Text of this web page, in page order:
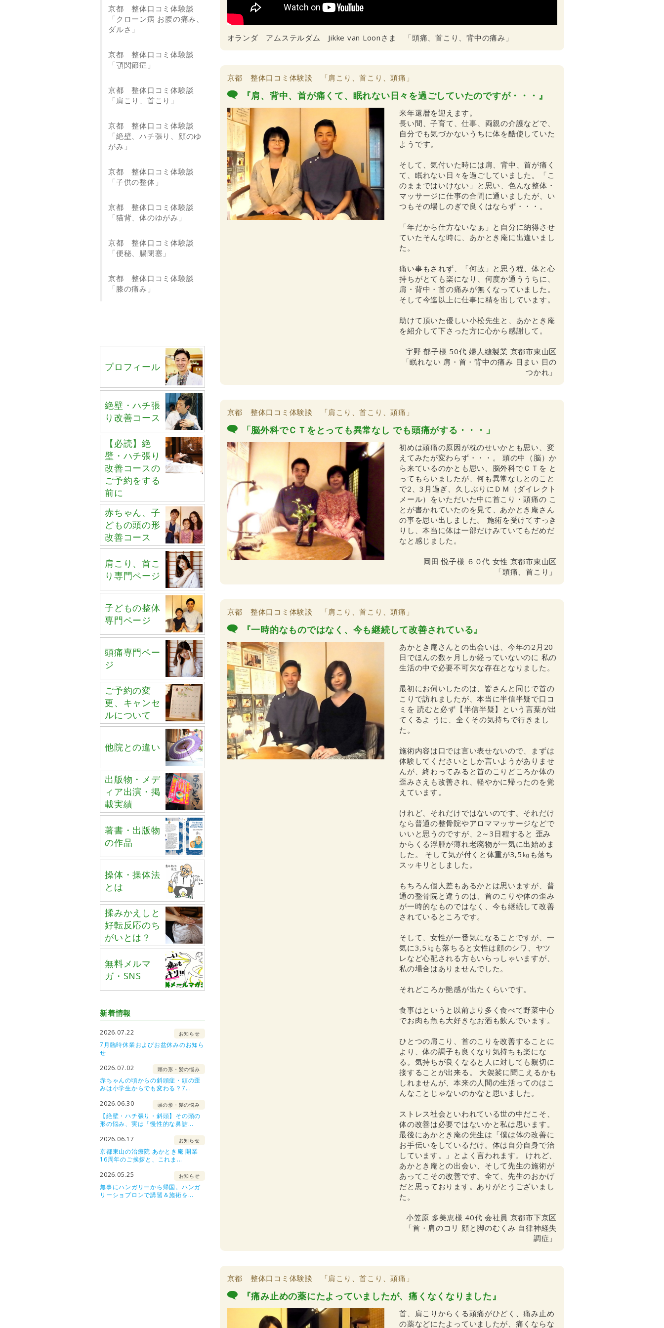
オランダ アムステルダム Jikke van Loonさま 「頭痛、首こり、背中の痛み」
京都 整体口コミ体験談 「肩こり、首こり、頭痛」
『肩、背中、首が痛くて、眠れない日々を過ごしていたのですが・・・』
来年還暦を迎えます。
長い間、子育て、仕事、両親の介護などで、
自分でも気づかないうちに体を酷使していた
ようです。
そして、気付いた時には肩、背中、首が痛く
て、眠れない日々を過ごしていました。「こ
のままではいけない」と思い、色んな整体・
マッサージに仕事の合間に通いましたが、い
つもその場しのぎで良くはならず・・・。
「年だから仕方ないなぁ」と自分に納得させ
ていたそんな時に、あかとき庵に出逢いまし
た。
痛い事もされず、「何故」と思う程、体と心
持ちがとても楽になり、何度か通ううちに、
肩・背中・首の痛みが無くなっていました。
そして今迄以上に仕事に精を出しています。
助けて頂いた優しい小松先生と、あかとき庵
を紹介して下さった方に心から感謝して。
宇野 郁子様 50代 婦人縫製業 京都市東山区
「眠れない 肩・首・背中の痛み 目まい 目の
つかれ」
京都 整体口コミ体験談 「肩こり、首こり、頭痛」
「脳外科でＣＴをとっても異常なし でも頭痛がする・・・」
初めは頭痛の原因が枕のせいかとも思い、変
えてみたが変わらず・・・。 頭の中（脳）か
ら来ているのかとも思い、脳外科でＣＴを と
ってもらいましたが、何も異常なしとのこと
で2、3月過ぎ、久しぶりにＤＭ（ダイレクト
メール）をいただいた中に首こり・頭痛の こ
とが書かれていたのを見て、あかとき庵さん
の事を思い出しました。 施術を受けてすっき
りし、本当に体は一部だけみていてもだめだ
なと感じました。
岡田 悦子様 ６０代 女性 京都市東山区
「頭痛、首こり」
京都 整体口コミ体験談 「肩こり、首こり、頭痛」
『一時的なものではなく、今も継続して改善されている』
あかとき庵さんとの出会いは、今年の2月20
日でほんの数ヶ月しか経っていないのに 私の
生活の中で必要不可欠な存在となりました。
最初にお伺いしたのは、皆さんと同じで首の
こりで訪れましたが、本当に半信半疑で口コ
ミを 読むと必ず【半信半疑】という言葉が出
てくるよ うに、全くその気持ちで行きまし
た。
施術内容は口では言い表せないので、まずは
体験してくださいとしか言いようがありませ
んが、終わってみると首のこりどころか体の
歪みさえも改善され、軽やかに帰ったのを覚
えています。
けれど、それだけではないのです。それだけ
なら普通の整骨院やアロママッサージなどで
いいと思うのですが、2～3日程すると 歪み
からくる浮腫が薄れ老廃物が一気に出始めま
した。 そして気が付くと体重が3,5㎏も落ち
スッキリとしました。
もちろん個人差もあるかとは思いますが、普
通の整骨院と違うのは、首のこりや体の歪み
が一時的なものではなく、今も継続して改善
されているところです。
そして、女性が一番気になることですが、一
気に3,5㎏も落ちると女性は顔のシワ、ヤツ
レなど心配される方もいらっしゃいますが、
私の場合はありませんでした。
それどころか艶感が出たくらいです。
食事はというと以前より多く食べて野菜中心
でお肉も魚も大好きなお酒も飲んでいます。
ひとつの肩こり、首のこりを改善することに
より、体の調子も良くなり気持ちも楽にな
る。気持ちが良くなると人に対しても親切に
接することが出来る。 大袈裟に聞こえるかも
しれませんが、本来の人間の生活ってのはこ
んなことじゃないのかなと思いました。
ストレス社会といわれている世の中だこそ、
体の改善は必要ではないかと私は思います。
最後にあかとき庵の先生は「僕は体の改善に
お手伝いをしているだけ。体は自分自身で治
しています。」とよく言われます。 けれど、
あかとき庵との出会い、そして先生の施術が
あってこその改善です。全て、先生のおかげ
だと思っております。ありがとうございまし
た。
小笠原 多美恵様 40代 会社員 京都市下京区
「首・肩のコリ 顔と脚のむくみ 自律神経失
調症」
京都 整体口コミ体験談 「肩こり、首こり、頭痛」
『痛み止めの薬にたよっていましたが、痛くなくなりました』
首、肩こりからくる頭痛がひどく、痛み止め
の薬などにたよっていましたが、痛くならな
京都 整体口コミ体験談
「クローン病 お腹の痛み、
ダルさ」
京都 整体口コミ体験談
「顎関節症」
京都 整体口コミ体験談
「肩こり、首こり」
京都 整体口コミ体験談
「絶壁、ハチ張り、顔のゆ
がみ」
京都 整体口コミ体験談
「子供の整体」
京都 整体口コミ体験談
「猫背、体のゆがみ」
京都 整体口コミ体験談
「便秘、腸閉塞」
京都 整体口コミ体験談
「膝の痛み」
プロフィール
絶壁・ハチ張
り改善コース
【必読】絶
壁・ハチ張り
改善コースの
ご予約をする
前に
赤ちゃん、子
どもの頭の形
改善コース
肩こり、首こ
り専門ページ
子どもの整体
専門ページ
頭痛専門ペー
ジ
ご予約の変
更、キャンセ
ルについて
他院との違い
出版物・メデ
ィア出演・掲
載実績
著書・出版物
の作品
操体・操体法
とは
揉みかえしと
好転反応のち
がいとは？
無料メルマ
ガ・SNS
新着情報
2026.07.22 お知らせ
7月臨時休業およびお盆休みのお知ら
せ
2026.07.02
頭の形・髪の悩み
赤ちゃんの頃からの斜頭症・頭の歪
みは小学生からでも変わる？7...
2026.06.30
頭の形・髪の悩み
【絶壁・ハチ張り・斜頭】その頭の
形の悩み、実は「慢性的な鼻詰...
2026.06.17
お知らせ
京都東山の治療院 あかとき庵 開業
16周年のご挨拶と、これま...
2026.05.25
お知らせ
無事にハンガリーから帰国。ハンガ
リーショプロンで講習＆施術を...